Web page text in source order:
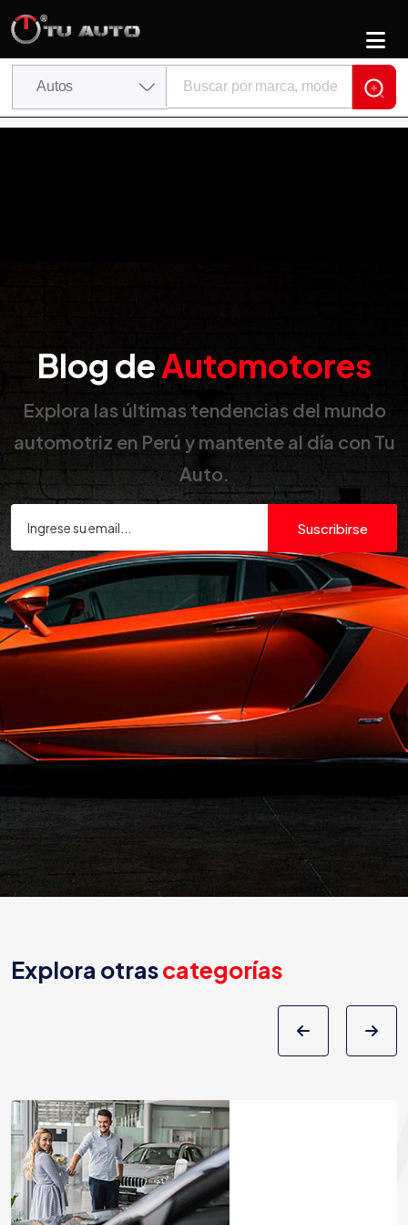
Blog deAutomotores
Explora las últimas tendencias del mundo
automotriz en Perú y mantente al día con Tu
Auto.
Suscribirse
Explora otrascategorías